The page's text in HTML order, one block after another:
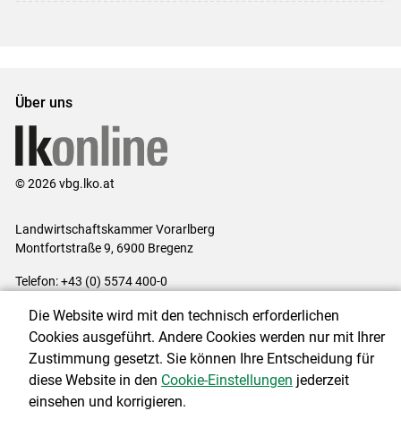
Über uns
© 2026 vbg.lko.at
Landwirtschaftskammer Vorarlberg
Montfortstraße 9, 6900 Bregenz
Telefon: +43 (0) 5574 400-0
Impressum|Kontakt|Datenschutzerklärung|Barrierefreiheit|
Cookie-Einstellungen
Die Website wird mit den technisch erforderlichen
Cookies ausgeführt. Andere Cookies werden nur mit Ihrer
Zustimmung gesetzt. Sie können Ihre Entscheidung für
diese Website in den Cookie-Einstellungen jederzeit
einsehen und korrigieren.